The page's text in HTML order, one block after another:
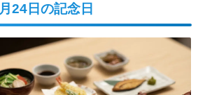
24日の記念日